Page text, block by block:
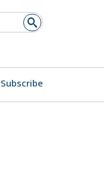
Subscribe